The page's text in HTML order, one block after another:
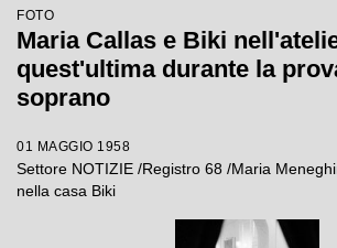
FOTO
Maria Callas e Biki
quest'ultima durante la
soprano
01 MAGGIO 1958
Settore NOTIZIE /Registro 68 /Maria
nella casa Biki